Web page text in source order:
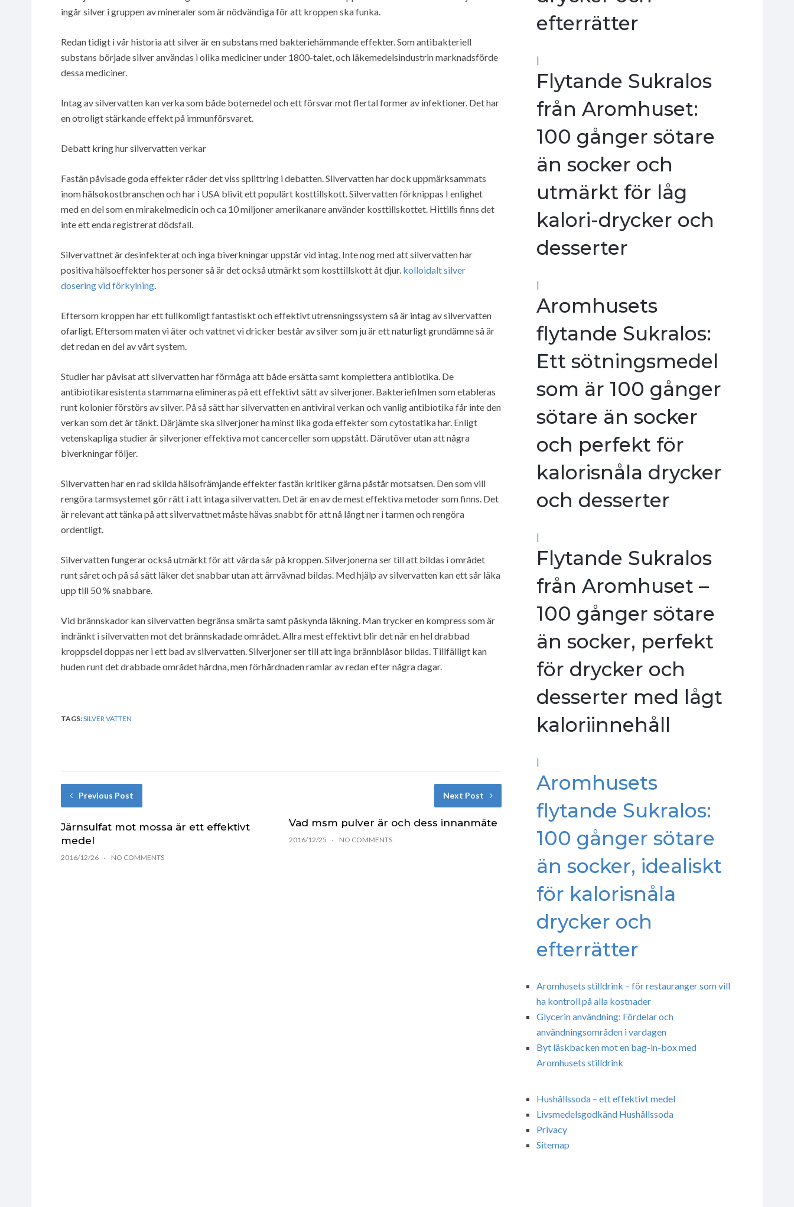
ingår silver i gruppen av mineraler som är nödvändiga för att kroppen ska funka.
Redan tidigt i vår historia att silver är en substans med bakteriehämmande effekter. Som antibakteriell
substans började silver användas i olika mediciner under 1800-talet, och läkemedelsindustrin marknadsförde
dessa mediciner.
Intag av silvervatten kan verka som både botemedel och ett försvar mot flertal former av infektioner. Det har
en otroligt stärkande effekt på immunförsvaret.
Debatt kring hur silvervatten verkar
Fastän påvisade goda effekter råder det viss splittring i debatten. Silvervatten har dock uppmärksammats
inom hälsokostbranschen och har i USA blivit ett populärt kosttillskott. Silvervatten förknippas I enlighet
med en del som en mirakelmedicin och ca 10 miljoner amerikanare använder kosttillskottet. Hittills finns det
inte ett enda registrerat dödsfall.
Silvervattnet är desinfekterat och inga biverkningar uppstår vid intag. Inte nog med att silvervatten har
positiva hälsoeffekter hos personer så är det också utmärkt som kosttillskott åt djur. kolloidalt silver
dosering vid förkylning.
Eftersom kroppen har ett fullkomligt fantastiskt och effektivt utrensningssystem så är intag av silvervatten
ofarligt. Eftersom maten vi äter och vattnet vi dricker består av silver som ju är ett naturligt grundämne så är
det redan en del av vårt system.
Studier har påvisat att silvervatten har förmåga att både ersätta samt komplettera antibiotika. De
antibiotikaresistenta stammarna elimineras på ett effektivt sätt av silverjoner. Bakteriefilmen som etableras
runt kolonier förstörs av silver. På så sätt har silvervatten en antiviral verkan och vanlig antibiotika får inte den
verkan som det är tänkt. Därjämte ska silverjoner ha minst lika goda effekter som cytostatika har. Enligt
vetenskapliga studier är silverjoner effektiva mot cancerceller som uppstått. Därutöver utan att några
biverkningar följer.
Silvervatten har en rad skilda hälsofrämjande effekter fastän kritiker gärna påstår motsatsen. Den som vill
rengöra tarmsystemet gör rätt i att intaga silvervatten. Det är en av de mest effektiva metoder som finns. Det
är relevant att tänka på att silvervattnet måste hävas snabbt för att nå långt ner i tarmen och rengöra
ordentligt.
Silvervatten fungerar också utmärkt för att vårda sår på kroppen. Silverjonerna ser till att bildas i området
runt såret och på så sätt läker det snabbar utan att ärrvävnad bildas. Med hjälp av silvervatten kan ett sår läka
upp till 50 % snabbare.
Vid brännskador kan silvervatten begränsa smärta samt påskynda läkning. Man trycker en kompress som är
indränkt i silvervatten mot det brännskadade området. Allra mest effektivt blir det när en hel drabbad
kroppsdel doppas ner i ett bad av silvervatten. Silverjoner ser till att inga brännblåsor bildas. Tillfälligt kan
huden runt det drabbade området hårdna, men förhårdnaden ramlar av redan efter några dagar.
TAGS:SILVER VATTEN
Previous Post
Järnsulfat mot mossa är ett effektivt
medel
2016/12/26 NO COMMENTS
Next Post
Vad msm pulver är och dess innanmäte
2016/12/25 NO COMMENTS
efterrätter
|
Flytande Sukralos
från Aromhuset:
100 gånger sötare
än socker och
utmärkt för låg
kalori-drycker och
desserter
|
Aromhusets
flytande Sukralos:
Ett sötningsmedel
som är 100 gånger
sötare än socker
och perfekt för
kalorisnåla drycker
och desserter
|
Flytande Sukralos
från Aromhuset –
100 gånger sötare
än socker, perfekt
för drycker och
desserter med lågt
kaloriinnehåll
|
Aromhusets
flytande Sukralos:
100 gånger sötare
än socker, idealiskt
för kalorisnåla
drycker och
efterrätter
Aromhusets stilldrink – för restauranger som vill
ha kontroll på alla kostnader
Glycerin användning: Fördelar och
användningsområden i vardagen
Byt läskbacken mot en bag-in-box med
Aromhusets stilldrink
Hushållssoda – ett effektivt medel
Livsmedelsgodkänd Hushållssoda
Privacy
Sitemap